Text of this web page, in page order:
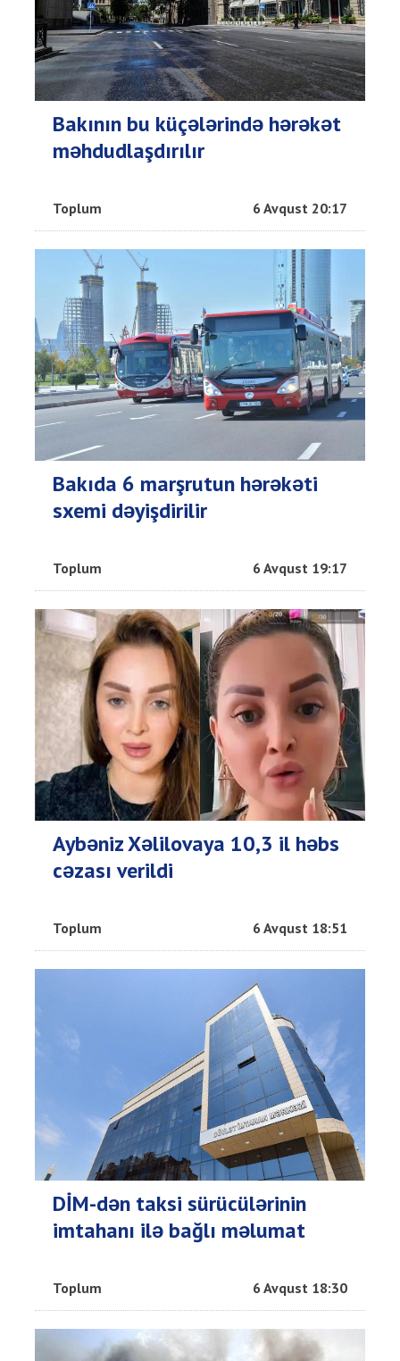
Bakının bu küçələrində hərəkət
məhdudlaşdırılır
Toplum 6 Avqust 20:17
Bakıda 6 marşrutun hərəkəti
sxemi dəyişdirilir
Toplum 6 Avqust 19:17
Aybəniz Xəlilovaya 10,3 il həbs
cəzası verildi
Toplum 6 Avqust 18:51
DİM-dən taksi sürücülərinin
imtahanı ilə bağlı məlumat
Toplum 6 Avqust 18:30